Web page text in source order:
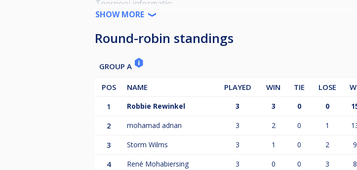
Toernooi informatie:
•KNBB reglement van toepassing
•Open voor alle niveaus
•Deelname is niet Regio-gebonden
•Kwalificatie Masters (Top 16) 50% deelname = minimaal 3 deelnames
*De wedstrijden in de Single-KO schema worden volgens de
inschrijvingen kunnen de racelengtes en SKO-fase variëren (De
Voorbeeld Seeding SKO schema ‘Laatste 16’:
winnaar WQ1 vs winnaar LQ5
winnaar WQ3 vs winnaar LQ7
SHOW MORE
Round-robin standings
GROUP A
POS NAME PLAYED WIN TIE LOSE
1
Robbie Rewinkel 3 3 0 0
2 mohamad adnan 3 2 0 1
3 Storm Wilms 3 1 0 2 9
4 René Mohabiersing 3 0 0 3 8